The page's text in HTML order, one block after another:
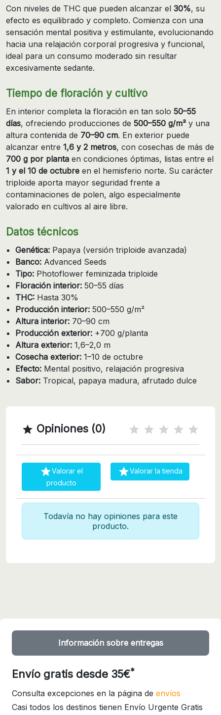
Con niveles de THC que pueden alcanzar el 30%, su
efecto es equilibrado y completo. Comienza con una
sensación mental positiva y estimulante, evolucionando
hacia una relajación corporal progresiva y funcional,
ideal para un consumo moderado sin resultar
excesivamente sedante.
Tiempo de floración y cultivo
En interior completa la floración en tan solo 50–55
días, ofreciendo producciones de 500–550 g/m² y una
altura contenida de 70–90 cm. En exterior puede
alcanzar entre 1,6 y 2 metros, con cosechas de más de
700 g por planta en condiciones óptimas, listas entre el
1 y el 10 de octubre en el hemisferio norte. Su carácter
triploide aporta mayor seguridad frente a
contaminaciones de polen, algo especialmente
valorado en cultivos al aire libre.
Datos técnicos
Genética: Papaya (versión triploide avanzada)
Banco: Advanced Seeds
Tipo: Photoflower feminizada triploide
Floración interior: 50–55 días
THC: Hasta 30%
Producción interior: 500–550 g/m²
Altura interior: 70–90 cm
Producción exterior: +700 g/planta
Altura exterior: 1,6–2,0 m
Cosecha exterior: 1–10 de octubre
Efecto: Mental positivo, relajación progresiva
Sabor: Tropical, papaya madura, afrutado dulce
 Opiniones (0)
Valorar el
producto
Valorar la tienda
Todavía no hay opiniones para este
producto.
Información sobre entregas
Envío gratis desde 35€*
Consulta excepciones en la página de envíos
Casi todos los destinos tienen Envío Urgente Gratis